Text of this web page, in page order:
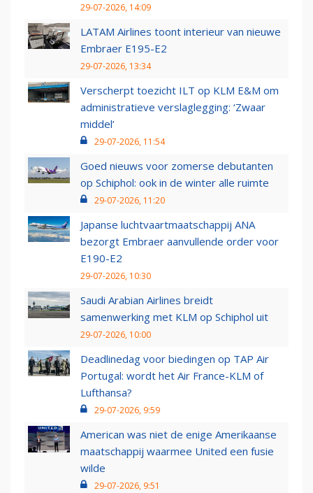
29-07-2026, 14:09
LATAM Airlines toont interieur van nieuwe
Embraer E195-E2
29-07-2026, 13:34
Verscherpt toezicht ILT op KLM E&M om
administratieve verslaglegging: ‘Zwaar
middel’
29-07-2026, 11:54
Goed nieuws voor zomerse debutanten
op Schiphol: ook in de winter alle ruimte
29-07-2026, 11:20
Japanse luchtvaartmaatschappij ANA
bezorgt Embraer aanvullende order voor
E190-E2
29-07-2026, 10:30
Saudi Arabian Airlines breidt
samenwerking met KLM op Schiphol uit
29-07-2026, 10:00
Deadlinedag voor biedingen op TAP Air
Portugal: wordt het Air France-KLM of
Lufthansa?
29-07-2026, 9:59
American was niet de enige Amerikaanse
maatschappij waarmee United een fusie
wilde
29-07-2026, 9:51